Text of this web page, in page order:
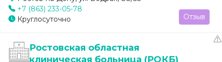
+7 (863) 233-05-78
Круглосуточно
Отзыв
Ростовская областная
клиническая больница (РОКБ)